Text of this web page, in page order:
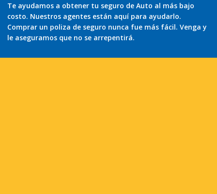
Te ayudamos a obtener tu seguro de Auto al más bajo
costo. Nuestros agentes están aquí para ayudarlo.
Comprar un poliza de seguro nunca fue más fácil. Venga y
le aseguramos que no se arrepentirá.